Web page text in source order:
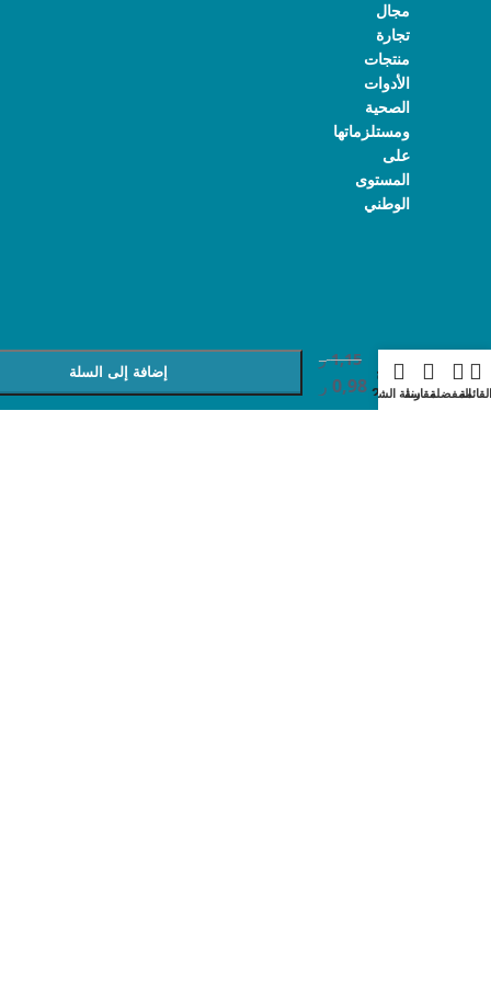
مجال
تجارة
منتجات
الأدوات
الصحية
ومستلزماتها
على
المستوى
الوطني
القائمةالمفضلةمقارنةسلة الشراء
ربر
بوشينج
2X11/2
1,15 ر
0,98 ر
إضافة إلى السلة